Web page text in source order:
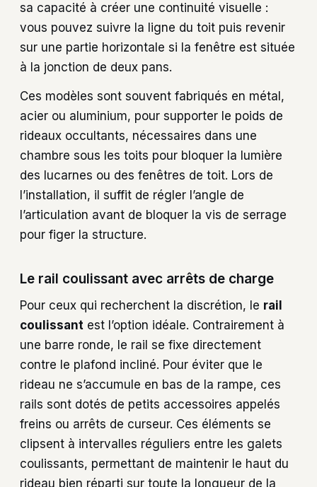
sa capacité à créer une continuité visuelle :
vous pouvez suivre la ligne du toit puis revenir
sur une partie horizontale si la fenêtre est située
à la jonction de deux pans.
Ces modèles sont souvent fabriqués en métal,
acier ou aluminium, pour supporter le poids de
rideaux occultants, nécessaires dans une
chambre sous les toits pour bloquer la lumière
des lucarnes ou des fenêtres de toit. Lors de
l’installation, il suffit de régler l’angle de
l’articulation avant de bloquer la vis de serrage
pour figer la structure.
Le rail coulissant avec arrêts de charge
Pour ceux qui recherchent la discrétion, le rail
coulissant est l’option idéale. Contrairement à
une barre ronde, le rail se fixe directement
contre le plafond incliné. Pour éviter que le
rideau ne s’accumule en bas de la rampe, ces
rails sont dotés de petits accessoires appelés
freins ou arrêts de curseur. Ces éléments se
clipsent à intervalles réguliers entre les galets
coulissants, permettant de maintenir le haut du
rideau bien réparti sur toute la longueur de la